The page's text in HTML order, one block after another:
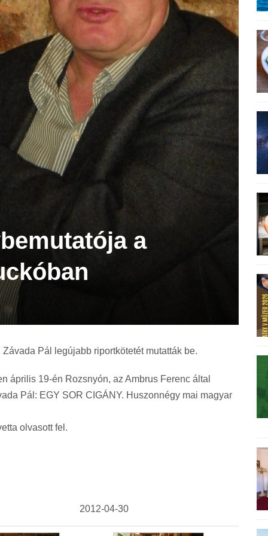
a
Pál legújabb riportkötetét mutatták be.
április 19-én Rozsnyón, az Ambrus Ferenc által
Pál: EGY SOR CIGÁNY. Huszonnégy mai magyar
olvasott fel.
2012-04-30